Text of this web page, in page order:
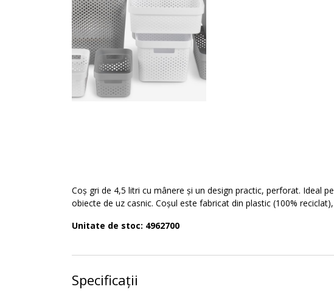
Coș gri de 4,5 litri cu mânere și un design practic, perforat. Ideal
obiecte de uz casnic. Coșul este fabricat din plastic (100%
Unitate de stoc: 4962700
Specificații